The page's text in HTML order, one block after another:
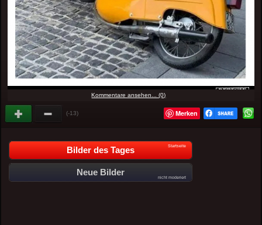
Kommentare ansehen... (0)
(-13) Merken
Bilder des Tages Startseite
Neue Bilder
nicht moderiert